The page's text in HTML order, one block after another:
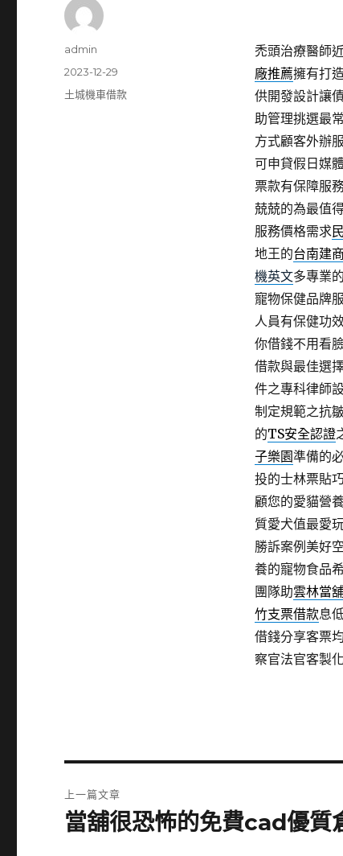
禿頭治療醫師
廠推薦擁有打
供開發設計讓
助管理挑選最
方式顧客外辦
可申貸假日媒
票款有保障服
兢兢的為最值
服務價格需求
地王的台南建商
機英文多專業
寵物保健品牌
人員有保健功
你借錢不用看
借款與最佳選
件之專科律師
制定規範之抗
的TS安全認證
子樂園準備的
投的士林票貼
顧您的愛貓營
質愛犬值最愛
勝訴案例美好
養的寵物食品
團隊助雲林當
竹支票借款息
借錢分享客票
察官法官客製
作
admin
發
佈
2023-12-29
分
土城機車借款
章
上一篇文章
上
當舖很恐怖的免費cad優